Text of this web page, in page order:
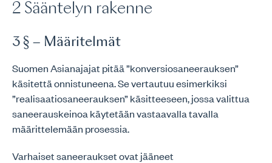
2 Sääntelyn rakenne
3 § – Määritelmät
Suomen Asianajajat pitää ”konversiosaneerauksen”
käsitettä onnistuneena. Se vertautuu esimerkiksi
”realisaatiosaneerauksen” käsitteeseen, jossa valittua
saneerauskeinoa käytetään vastaavalla tavalla
määrittelemään prosessia.
Varhaiset saneeraukset ovat jääneet